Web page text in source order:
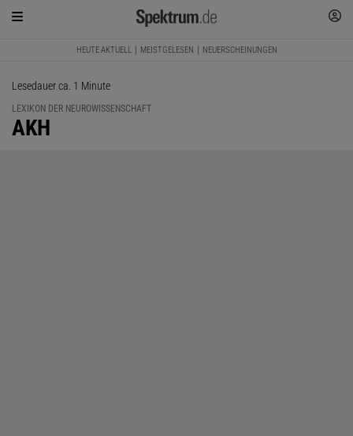
HEUTE AKTUELL MEISTGELESEN NEUERSCHEINUNGEN
Lesedauer ca. 1 Minute
LEXIKON DER NEUROWISSENSCHAFT
:
AKH